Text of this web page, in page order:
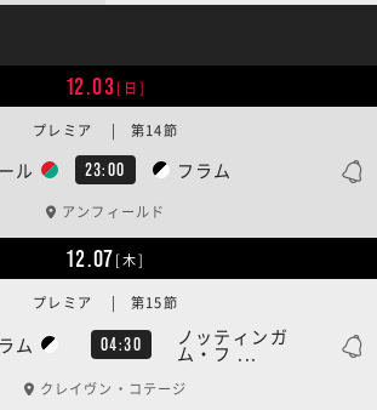
12.03[日]
ル 23:00 フラム
プレミア | 第14節
アンフィールド
12.07[木]
ム 04:30 ノッティンガ
ム・フ ...
プレミア | 第15節
クレイヴン・コテージ